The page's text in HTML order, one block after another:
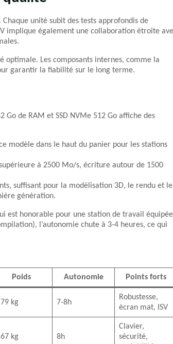
unité subit des tests approfondis de
implique également une collaboration étroite
optimale. Les composants internes, comme la
garantir la fiabilité sur le long terme.
de RAM et SSD NVMe 512 Go affiche des
modèle dans le haut du panier pour les stations
à 2500 Mo/s, écriture autour de 1500
suffisant pour la modélisation 3D, le rendu et le
génération.
est honorable pour une station de travail équipée
l’autonomie chute à 3-4 heures, ce qui
Poids Autonomie Points forts
kg 7-8h
Robustesse,
écran mat, ISV
kg 8h
Clavier,
sécurité,